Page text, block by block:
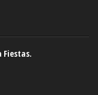
Fiestas.